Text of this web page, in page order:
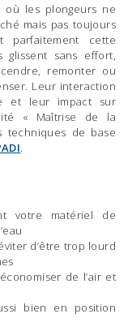
les plongeurs ne
mais pas toujours
parfaitement cette
sans effort,
remonter ou
Leur interaction
et leur impact sur
« Maîtrise de la
techniques de base
votre matériel de
d’être trop lourd
de l’air et
bien en position